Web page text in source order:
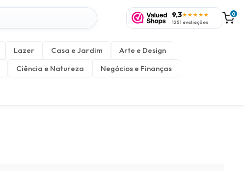
9,3★★★★★
1251 avaliações
0
Lazer Casa e Jardim
Arte e Design
Ciência e Natureza
Negócios e Finanças